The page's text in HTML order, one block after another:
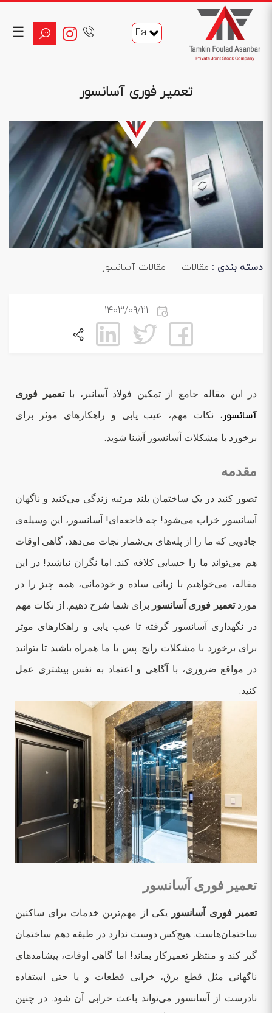
☰ Fa
تعمیر فوری آسانسور
دسته بندی : مقالات مقالات آسانسور
1403/09/21
در این مقاله جامع از تمکین فولاد آسانبر، باتعمیر فوری
آسانسور ، نکات مهم، عیب یابی و راهکارهای موثر برای
برخورد با مشکلات آسانسور آشنا شوید.
مقدمه
تصور کنید در یک ساختمان بلند مرتبه زندگی می‌کنید و ناگهان
آسانسور خراب می‌شود! چه فاجعه‌ای! آسانسور، این وسیله‌ی
جادویی که ما را از پله‌های بی‌شمار نجات می‌دهد، گاهی اوقات
هم می‌تواند ما را حسابی کلافه کند. اما نگران نباشید! در این
مقاله، می‌خواهیم با زبانی ساده و خودمانی، همه چیز را در
موردتعمیر فوری آسانسور برای شما شرح دهیم. از نکات مهم
در نگهداری آسانسور گرفته تا عیب یابی و راهکارهای موثر
برای برخورد با مشکلات رایج. پس با ما همراه باشید تا بتوانید
در مواقع ضروری، با آگاهی و اعتماد به نفس بیشتری عمل
کنید.
تعمیر فوری آسانسور
تعمیر فوری آسانسور یکی از مهم‌ترین خدمات برای ساکنین
ساختمان‌هاست. هیچ‌کس دوست ندارد در طبقه دهم ساختمان
گیر کند و منتظر تعمیرکار بماند! اما گاهی اوقات، پیشامدهای
ناگهانی مثل قطع برق، خرابی قطعات و یا حتی استفاده
نادرست از آسانسور می‌تواند باعث خرابی آن شود. در چنین